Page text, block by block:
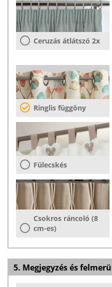
Ceruzás átlátszó 2x
Ringlis függöny
Fülecskés
Csokros ráncoló (8
cm-es)
5. Megjegyzés és